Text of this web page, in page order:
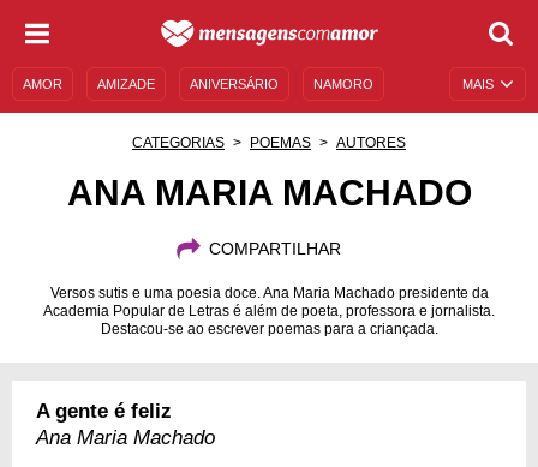
MAIS
AMOR AMIZADE ANIVERSÁRIO NAMORO
CATEGORIAS POEMAS AUTORES
ANA MARIA MACHADO
COMPARTILHAR
Versos sutis e uma poesia doce. Ana Maria Machado presidente da
Academia Popular de Letras é além de poeta, professora e jornalista.
Destacou-se ao escrever poemas para a criançada.
A gente é feliz
Ana Maria Machado